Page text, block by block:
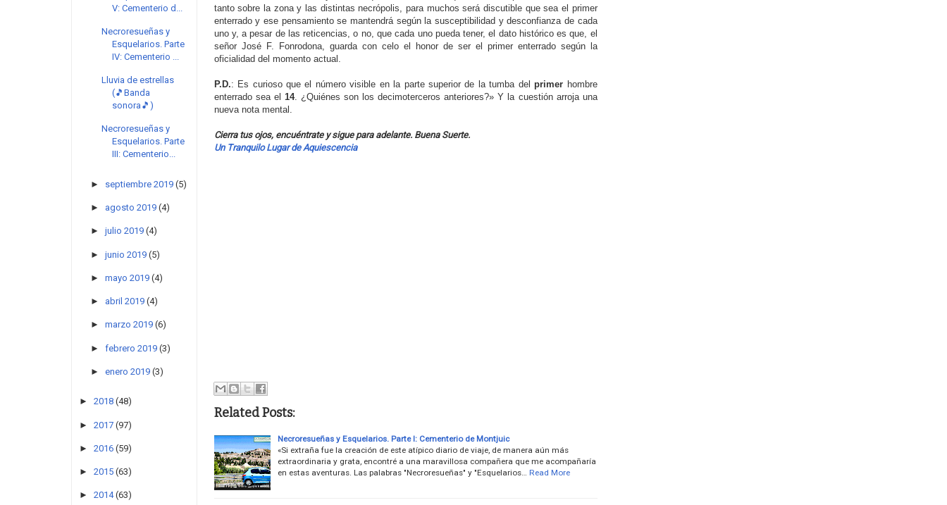
tanto sobre la zona y las distintas necrópolis, para muchos será discutible que sea el primer
enterrado y ese pensamiento se mantendrá según la susceptibilidad y desconfianza de cada
uno y, a pesar de las reticencias, o no, que cada uno pueda tener, el dato histórico es que, el
señor José F. Fonrodona, guarda con celo el honor de ser el primer enterrado según la
oficialidad del momento actual.
P.D.: Es curioso que el número visible en la parte superior de la tumba delprimer hombre
enterrado sea el 14. ¿Quiénes son los decimoterceros anteriores?» Y la cuestión arroja una
nueva nota mental.
Cierra tus ojos, encuéntrate y sigue para adelante. Buena Suerte.
Un Tranquilo Lugar de Aquiescencia
Related Posts:
Necroresueñas y Esquelarios. Parte I: Cementerio de Montjuic
«Si extraña fue la creación de este atípico diario de viaje, de manera aún más
extraordinaria y grata, encontré a una maravillosa compañera que me acompañaría
en estas aventuras. Las palabras "Necroresueñas" y "Esquelarios…
Read More
V: Cementerio d...
Necroresueñas y
Esquelarios. Parte
IV: Cementerio ...
Lluvia de estrellas
(🎵Banda
sonora🎵)
Necroresueñas y
Esquelarios. Parte
III: Cementerio...
► septiembre 2019 (5)
► agosto 2019 (4)
► julio 2019 (4)
► junio 2019 (5)
► mayo 2019 (4)
► abril 2019 (4)
► marzo 2019 (6)
► febrero 2019 (3)
► enero 2019 (3)
► 2018 (48)
► 2017 (97)
► 2016 (59)
► 2015 (63)
► 2014 (63)